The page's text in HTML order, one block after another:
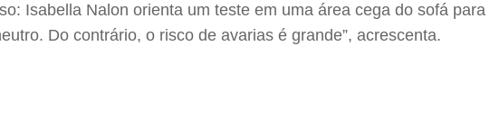
Isabella Nalon orienta um teste em uma área cega do sofá
Do contrário, o risco de avarias é grande”, acrescenta.